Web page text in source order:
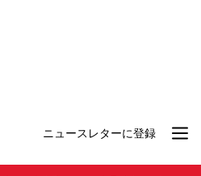
ニュースレターに登録